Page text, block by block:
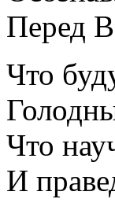
Перед
Что
Что
И